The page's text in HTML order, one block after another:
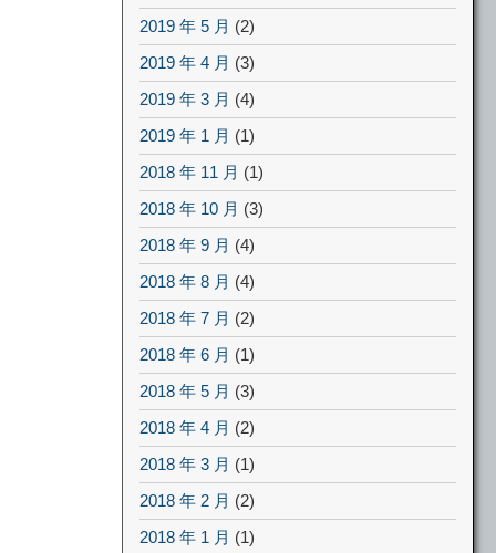
2019 年 5 月 (2)
2019 年 4 月 (3)
2019 年 3 月 (4)
2019 年 1 月 (1)
2018 年 11 月 (1)
2018 年 10 月 (3)
2018 年 9 月 (4)
2018 年 8 月 (4)
2018 年 7 月 (2)
2018 年 6 月 (1)
2018 年 5 月 (3)
2018 年 4 月 (2)
2018 年 3 月 (1)
2018 年 2 月 (2)
2018 年 1 月 (1)